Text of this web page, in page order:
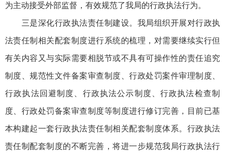
为主动接受外部监督，有效规范了我局的行政执法行为。
三是深化行政执法责任制建设。我局组织开展对行政执
法责任制相关配套制度进行系统的梳理，对需要继续实行但
有关内容又与实际需要相脱节或不具有可操作性的责任追究
制度、规范性文件备案审查制度、行政处罚案件审理制度、
行政执法回避制度、行政执法公示制度、行政执法检查制
度、行政处罚备案审查制度等制度进行修订完善，目前已基
本构建起一套行政执法责任制相关配套制度体系。行政执法
责任制配套制度的不断完善，将进一步规范我局行政执法行